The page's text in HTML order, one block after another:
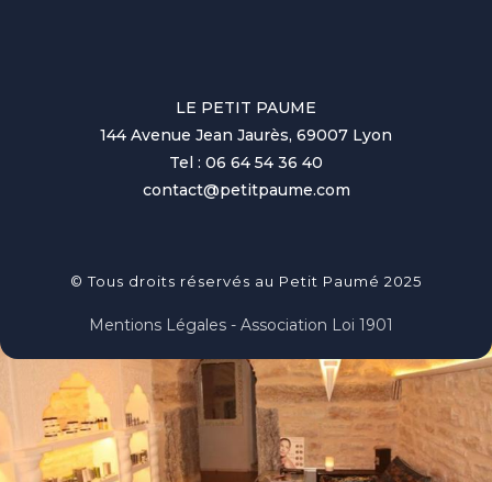
LE PETIT PAUME
144 Avenue Jean Jaurès, 69007 Lyon
Tel : 06 64 54 36 40
contact@petitpaume.com
© Tous droits réservés au Petit Paumé 2025
Mentions Légales - Association Loi 1901